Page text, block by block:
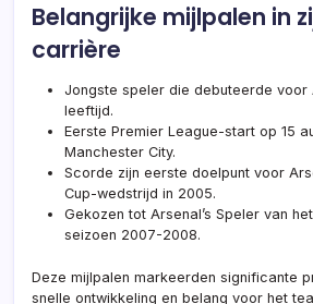
Belangrijke mijlpalen in
carrière
Jongste speler die debuteerde voor
leeftijd.
Eerste Premier League-start op 15
Manchester City.
Scorde zijn eerste doelpunt voor
Cup-wedstrijd in 2005.
Gekozen tot Arsenal’s Speler van
seizoen 2007-2008.
Deze mijlpalen markeerden significante
snelle ontwikkeling en belang voor het